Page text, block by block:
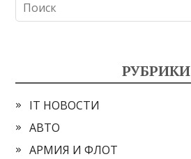
РУБРИКИ
IT НОВОСТИ
АВТО
АРМИЯ И ФЛОТ